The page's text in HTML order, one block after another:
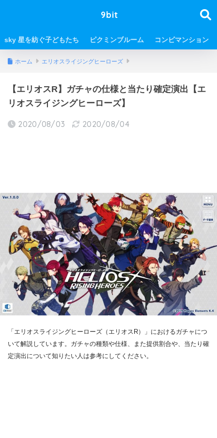
9bit
sky 星を紡ぐ子どもたち ピクミンブルーム コンビマンション
ホーム エリオスライジングヒーローズ
【エリオスR】ガチャの仕様と当たり確定演出【エ
リオスライジングヒーローズ】
2020/08/03 2020/08/04
「エリオスライジングヒーローズ（エリオスR）」におけるガチャにつ
いて解説しています。ガチャの種類や仕様、また提供割合や、当たり確
定演出について知りたい人は参考にしてください。